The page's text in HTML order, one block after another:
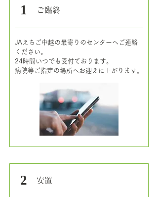
1 ​ご臨終
JAえちご中越の最寄りのセンターへご連絡
ください。
24時間いつでも受付ております。
病院等ご指定の場所へお迎えに上がります。
2 安置